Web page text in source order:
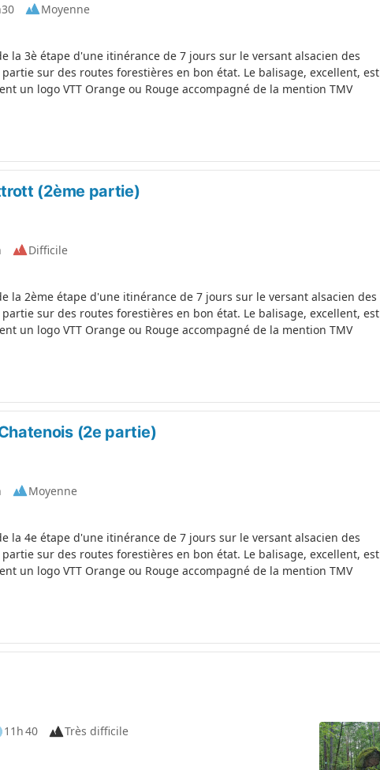
Moyenne
la 3è étape d'une itinérance de 7 jours sur le versant alsacien des
sur des routes forestières en bon état. Le balisage, excellent, est
un logo VTT Orange ou Rouge accompagné de la mention TMV
(2ème partie)
Difficile
la 2ème étape d'une itinérance de 7 jours sur le versant alsacien des
sur des routes forestières en bon état. Le balisage, excellent, est
un logo VTT Orange ou Rouge accompagné de la mention TMV
(2e partie)
Moyenne
la 4e étape d'une itinérance de 7 jours sur le versant alsacien des
sur des routes forestières en bon état. Le balisage, excellent, est
un logo VTT Orange ou Rouge accompagné de la mention TMV
11h 40
Très difficile